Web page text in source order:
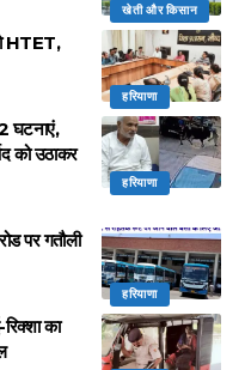
खेती और किसान
हरियाणा
HTET,
हरियाणा
घटनाएं,
को उठाकर
हरियाणा
पर गतौली
का